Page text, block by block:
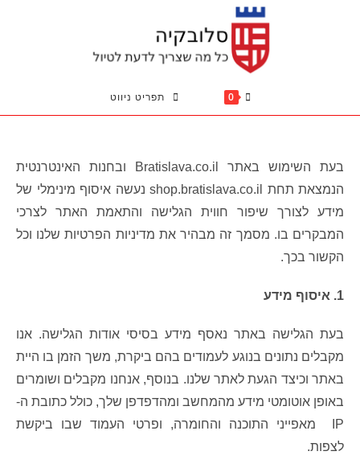
0 תפריט ניווט
בעת השימוש באתר Bratislava.co.il ובחנות האינטרנטית
הנמצאת תחת shop.bratislava.co.il נעשה איסוף מינימלי של
מידע לצורך שיפור חווית הגלישה והתאמת האתר לצרכי
המבקרים בו. מסמך זה מבהיר את מדיניות הפרטיות שלנו וכל
הקשור בכך.
1. איסוף מידע
בעת הגלישה באתר נאסף מידע בסיסי אודות הגלישה. אנו
מקבלים נתונים בנוגע לעמודים בהם ביקרת, משך הזמן בו היית
באתר וכיצד הגעת לאתר שלנו. בנוסף, אנחנו מקבלים ושומרים
באופן אוטומטי מידע מהמחשב ומהדפדפן שלך, כולל כתובת ה-
IP מאפייני התוכנה והחומרה, ופרטי העמוד שבו ביקשת
לצפות.